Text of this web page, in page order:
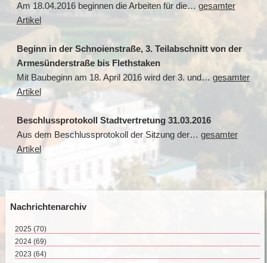
Am 18.04.2016 beginnen die Arbeiten für die… gesamter
Artikel
Beginn in der Schnoienstraße, 3. Teilabschnitt von der
Armesünderstraße bis Flethstaken
Mit Baubeginn am 18. April 2016 wird der 3. und… gesamter
Artikel
Beschlussprotokoll Stadtvertretung 31.03.2016
Aus dem Beschlussprotokoll der Sitzung der… gesamter
Artikel
Nachrichtenarchiv
2025 (70)
August 2025 (3)
Juli 2025 (9)
2024 (69)
Dezember 2024 (2)
2023 (64)